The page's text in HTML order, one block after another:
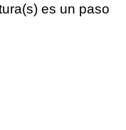
es un paso